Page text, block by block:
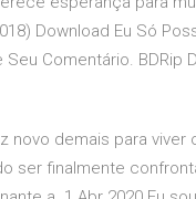
Download Eu Só
Seu Comentário.
novo demais para
ser finalmente